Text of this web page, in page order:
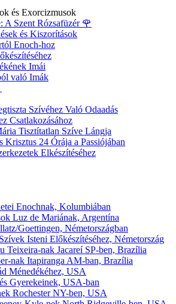
és Exorcizmusok
A Szent Rózsafüzér 🌹
és Kiszorítások
Enoch-hoz
Imái
való Imák
Szívéhez Való Odaadás
Csatlakozásához
Tisztítatlan Szíve Lángja
Krisztus 24 Órája a Passiójában
Elkészítéséhez
Enochnak, Kolumbiában
Luz de Mariának, Argentína
Goettingen, Németországban
Isteni Előkészítéséhez, Németország
Teixeira-nak Jacareí SP-ben, Brazília
nak Itapiranga AM-ban, Brazília
Ménedékéhez, USA
Gyerekeinek, USA-ban
Rochester NY-ben, USA